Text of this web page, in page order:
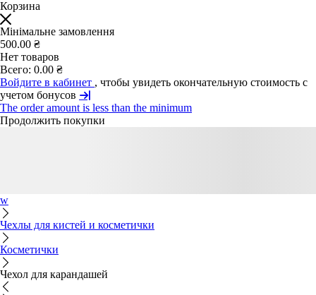
Корзина
Мінімальне замовлення
500.00 ₴
Нет товаров
Всего: 0.00 ₴
Войдите в кабинет , чтобы увидеть окончательную стоимость с
учетом бонусов
The order amount is less than the minimum
Продолжить покупки
w
Чехлы для кистей и косметички
Косметички
Чехол для карандашей